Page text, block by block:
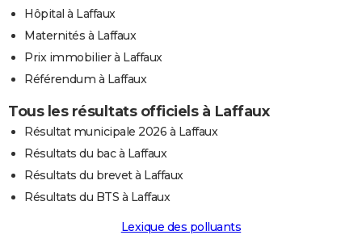
Hôpital à Laffaux
Maternités à Laffaux
Prix immobilier à Laffaux
Référendum à Laffaux
Tous les résultats officiels à Laffaux
Résultat municipale 2026 à Laffaux
Résultats du bac à Laffaux
Résultats du brevet à Laffaux
Résultats du BTS à Laffaux
Lexique des polluants